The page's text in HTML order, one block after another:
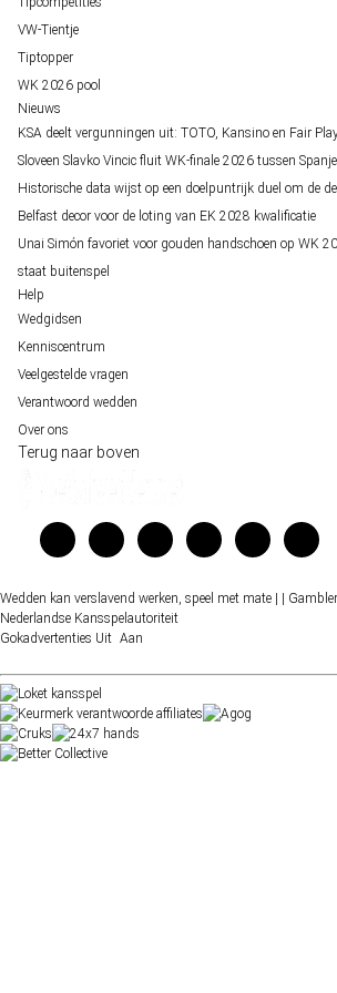
VW-Tientje
Tiptopper
WK 2026 pool
Nieuws
KSA deelt vergunningen uit: TOTO, Kansino en Fair
Sloveen Slavko Vincic fluit WK-finale 2026 tussen
Historische data wijst op een doelpuntrijk duel om de
Belfast decor voor de loting van EK 2028 kwalificatie
Unai Simón favoriet voor gouden handschoen op WK
staat buitenspel
Help
Wedgidsen
Kenniscentrum
Veelgestelde vragen
Verantwoord wedden
Over ons
Terug naar boven
Wedden kan verslavend werken, speel met mate | |
Nederlandse Kansspelautoriteit
Gokadvertenties Uit Aan